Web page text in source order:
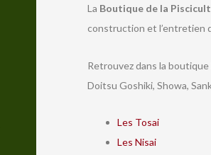
La Boutique de la
construction et l’entretien
Retrouvez dans la
Doitsu Goshiki, Showa,
Les Tosai
Les Nisai